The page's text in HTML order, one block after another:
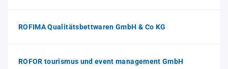
ROFIMA Qualitätsbettwaren GmbH & Co KG
ROFOR tourismus und event management GmbH